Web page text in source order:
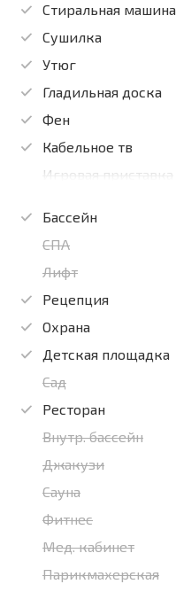
Стиральная машина
Сушилка
Утюг
Гладильная доска
Фен
Кабельное тв
Игровая приставка
Бассейн
СПА
Лифт
Рецепция
Охрана
Детская площадка
Сад
Ресторан
Внутр. бассейн
Джакузи
Сауна
Фитнес
Мед. кабинет
Парикмахерская